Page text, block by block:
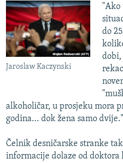
Jaroslaw Kaczynski
"Ako
do
dobi,
alkoholičar, u prosjeku mora
godina... dok žena samo dvije."
Čelnik desničarske stranke
informacije dolaze od